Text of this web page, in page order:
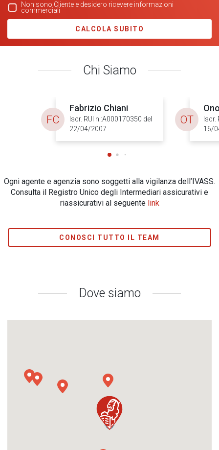
Non sono Cliente e desidero ricevere informazioni
commerciali
CALCOLA SUBITO
Chi Siamo
Fabrizio Chiani
Iscr. RUI n.:A000170350 del
22/04/2007
FC
Iscr.
16/
OT
Ogni agente e agenzia sono soggetti alla vigilanza dell’IVASS.
Consulta il Registro Unico degli Intermediari assicurativi e
riassicurativi al seguente link
CONOSCI TUTTO IL TEAM
Dove siamo